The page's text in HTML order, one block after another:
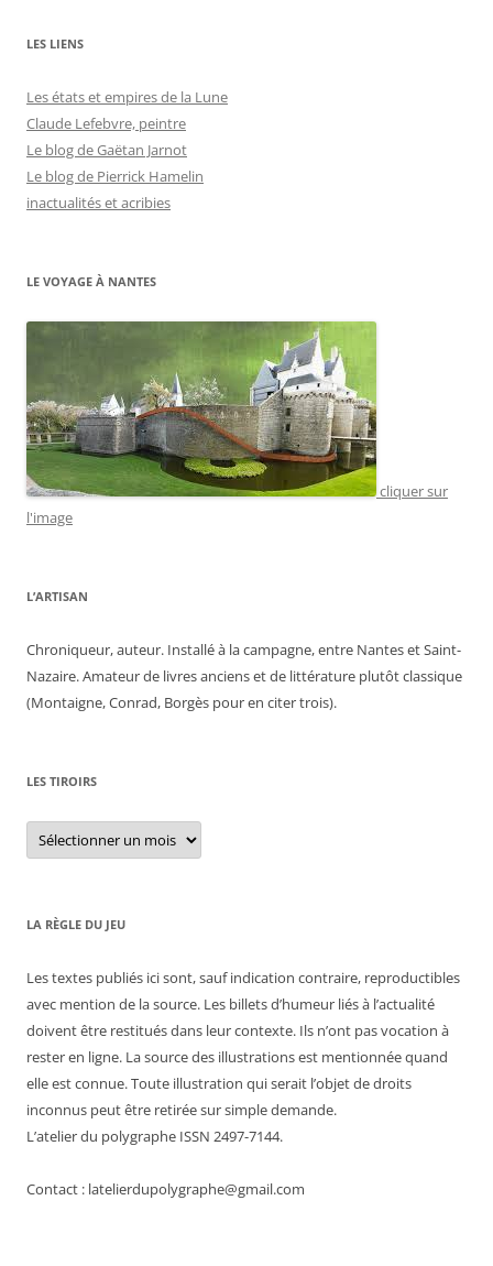
LES LIENS
Les états et empires de la Lune
Claude Lefebvre, peintre
Le blog de Gaëtan Jarnot
Le blog de Pierrick Hamelin
inactualités et acribies
LE VOYAGE À NANTES
cliquer sur
l'image
L’ARTISAN
Chroniqueur, auteur. Installé à la campagne, entre Nantes et Saint-
Nazaire. Amateur de livres anciens et de littérature plutôt classique
(Montaigne, Conrad, Borgès pour en citer trois).
LES TIROIRS
Les
tiroirs
LA RÈGLE DU JEU
Les textes publiés ici sont, sauf indication contraire, reproductibles
avec mention de la source. Les billets d’humeur liés à l’actualité
doivent être restitués dans leur contexte. Ils n’ont pas vocation à
rester en ligne. La source des illustrations est mentionnée quand
elle est connue. Toute illustration qui serait l’objet de droits
inconnus peut être retirée sur simple demande.
L’atelier du polygraphe ISSN 2497-7144.
Contact : latelierdupolygraphe@gmail.com